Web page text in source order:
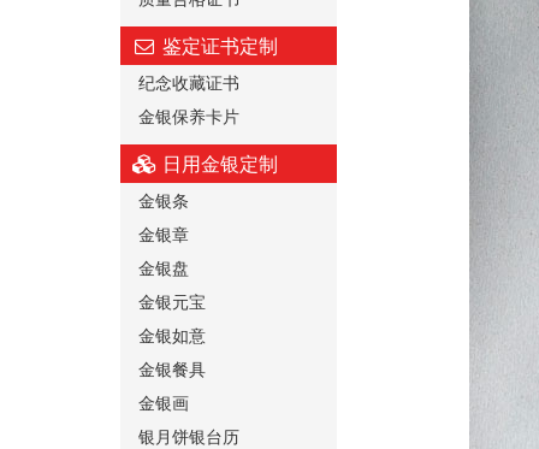
鉴定证书定制
纪念收藏证书
金银保养卡片
日用金银定制
金银条
金银章
金银盘
金银元宝
金银如意
金银餐具
金银画
银月饼银台历